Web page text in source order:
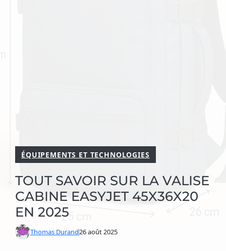
ÉQUIPEMENTS ET TECHNOLOGIES
TOUT SAVOIR SUR LA VALISE
CABINE EASYJET 45X36X20
EN 2025
Thomas Durand26 août 2025